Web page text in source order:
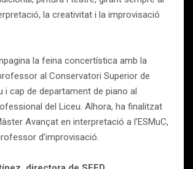
la creativitat i la improvisació
la feina concertística amb la
al Conservatori Superior de
i cap de departament de piano al
del Liceu. Alhora, ha finalitzat
Avançat en interpretació a l’ESMuC,
d’improvisació.